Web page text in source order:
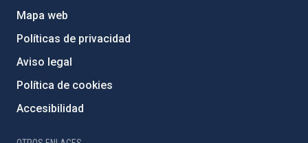
Mapa web
Políticas de privacidad
Aviso legal
Política de cookies
Accesibilidad